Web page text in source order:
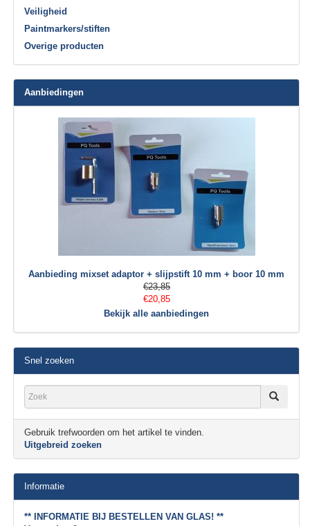
Veiligheid
Paintmarkers/stiften
Overige producten
Aanbiedingen
Aanbieding mixset adaptor + slijpstift 10 mm + boor 10 mm
€23,85
€20,85
Bekijk alle aanbiedingen
Snel zoeken
Gebruik trefwoorden om het artikel te vinden.
Uitgebreid zoeken
Informatie
** INFORMATIE BIJ BESTELLEN VAN GLAS! **